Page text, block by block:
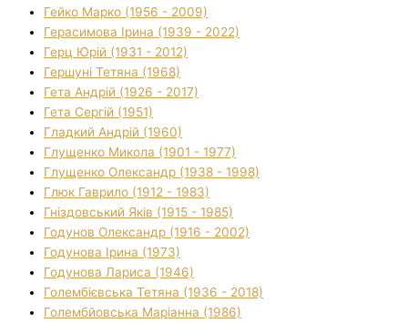
Гейко Марко (1956 - 2009)
Герасимова Ірина (1939 - 2022)
Герц Юрій (1931 - 2012)
Гершуні Тетяна (1968)
Гета Андрій (1926 - 2017)
Гета Сергій (1951)
Гладкий Андрій (1960)
Глущенко Микола (1901 - 1977)
Глущенко Олександр (1938 - 1998)
Глюк Гаврило (1912 - 1983)
Гніздовський Яків (1915 - 1985)
Годунов Олександр (1916 - 2002)
Годунова Ірина (1973)
Годунова Лариса (1946)
Голембієвська Тетяна (1936 - 2018)
Голембйовська Маріанна (1986)